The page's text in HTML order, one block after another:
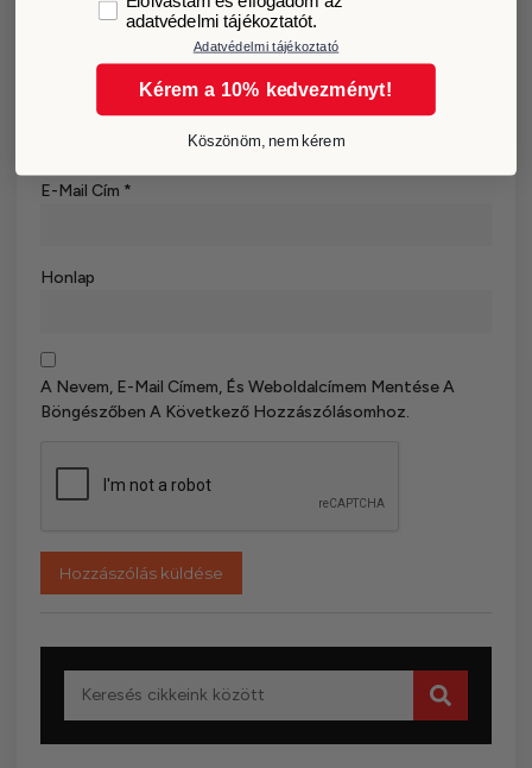
E-Mail Cím *
Honlap
A Nevem, E-Mail Címem, És Weboldalcímem Mentése A
Böngészőben A Következő Hozzászólásomhoz.
adatvédelmi tájékoztatót.
Adatvédelmi tájékoztató
Kérem a 10% kedvezményt!
Köszönöm, nem kérem